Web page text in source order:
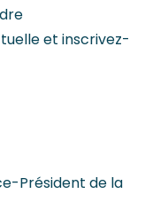
et inscrivez-
Président de la